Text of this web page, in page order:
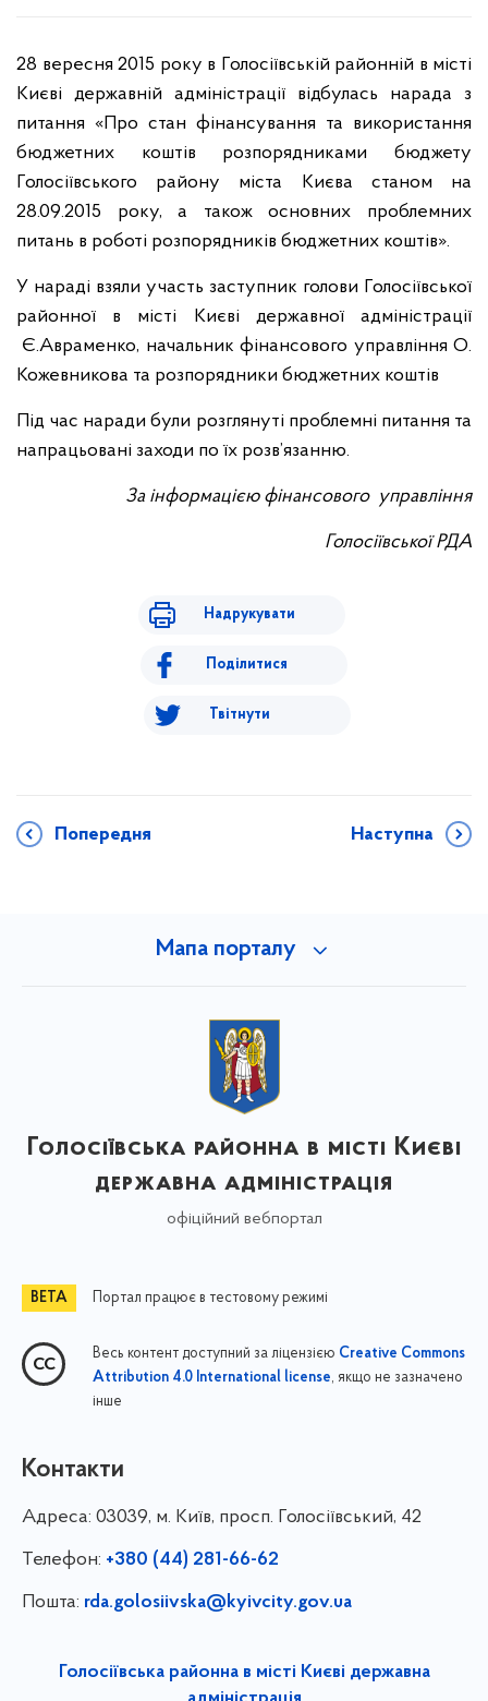
28 вересня 2015 року в Голосіївській районній в місті
Києві державній адміністрації відбулась нарада з
питання «Про стан фінансування та використання
бюджетних коштів розпорядниками бюджету
Голосіївського району міста Києва станом на
28.09.2015 року, а також основних проблемних
питань в роботі розпорядників бюджетних коштів».
У нараді взяли участь заступник голови Голосіївської
районної в місті Києві державної адміністрації
Є.Авраменко, начальник фінансового управління О.
Кожевникова та розпорядники бюджетних коштів
Під час наради були розглянуті проблемні питання та
напрацьовані заходи по їх розв’язанню.
За інформацієюфінансового управління
Голосіївської РДА
Надрукувати
Поділитися
Твітнути
Попередня Наступна
Мапа порталу
Голосіївська районна в місті Києві
державна адміністрація
офіційний вебпортал
Портал працює в тестовому режимі
Весь контент доступний за ліцензією Creative Commons
Attribution 4.0 International license, якщо не зазначено
інше
Контакти
Адреса: 03039, м. Київ, просп. Голосіївський, 42
Телефон: +380 (44) 281-66-62
Пошта: rda.golosiivska@kyivcity.gov.ua
Голосіївська районна в місті Києві державна